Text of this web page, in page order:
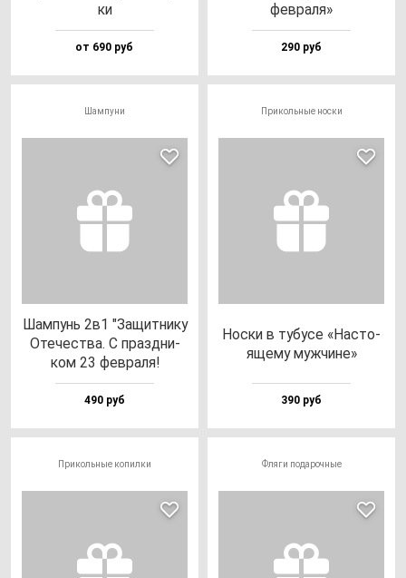
ки
от 690 руб
фев­ра­ля»
290 руб
Шампуни
Шам­пунь 2в1 "Защит­ни­ку
Оте­чес­тва. С праз­дни­
ком 23 фев­ра­ля!
490 руб
Прикольные носки
Нос­ки в ту­бу­се «Нас­то­
яще­му муж­чи­не»
390 руб
Прикольные копилки Фляги подарочные